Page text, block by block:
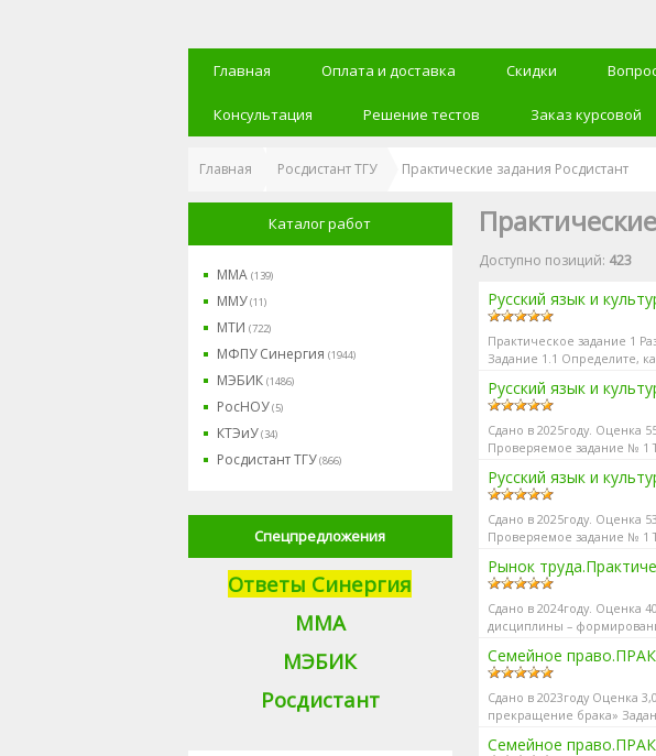
Главная Оплата и доставка Скидки
Консультация Решение тестов Заказ курсовой
Главная Росдистант ТГУ Практические задания Росдистант
Каталог работ
ММА (139)
ММУ(11)
МТИ (722)
МФПУ Синергия (1944)
МЭБИК (1486)
РосНОУ(5)
КТЭиУ(34)
Росдистант ТГУ(866)
Спецпредложения
Ответы Синергия
ММА
МЭБИК
Росдистант
Доступно позиций: 423
Русский язык и
Практическое задание 1
Задание 1.1 Определите,
Русский язык и
Сдано в 2025году. Оценка
Проверяемое задание № 1
Русский язык и
Сдано в 2025году. Оценка
Проверяемое задание № 1
Рынок
Сдано в 2024году. Оценка
дисциплины –
Семейное
Сдано в 2023году Оценка
прекращение брака»
Семейное